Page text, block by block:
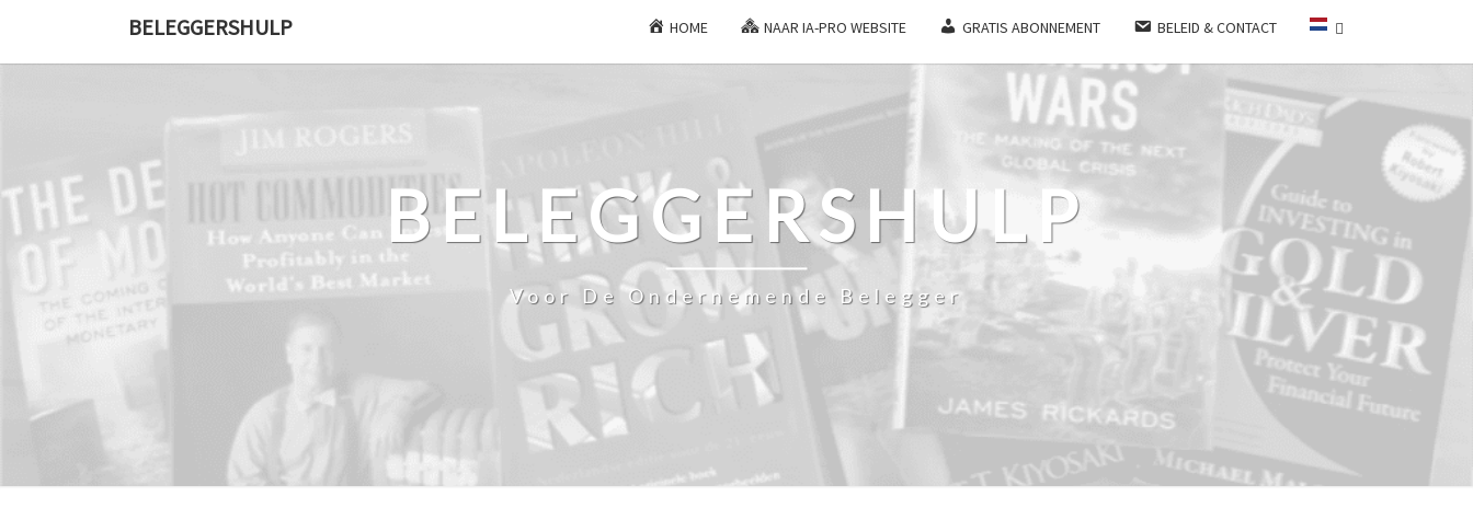
BELEGGERSHULP HOME NAAR IA-PRO WEBSITE GRATIS ABONNEMENT BELEID & CONTACT
BELEGGERSHULP
Voor De Ondernemende Belegger